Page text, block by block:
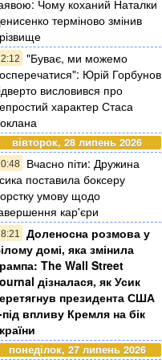
Чому коханий Наталки
терміново змінив
"Буває, ми можемо
Юрій Горбунов
висловився про
характер Стаса
вівторок, 28 липень 2026
Вчасно піти: Дружина
поставила боксеру
умову щодо
кар'єри
Доленосна розмова у
домі, яка змінила
The Wall Street
дізналася, як Усик
президента США
під впливу Кремля на бік
понеділок, 27 липень 2026